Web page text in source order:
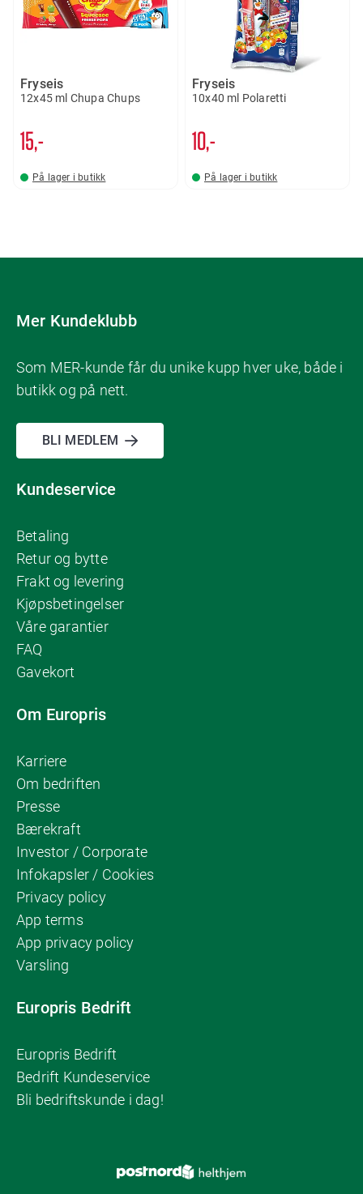
Fryseis
12x45 ml Chupa Chups
15,-
På lager i butikk
Fryseis
10x40 ml Polaretti
10,-
På lager i butikk
Mer Kundeklubb
Som MER-kunde får du unike kupp hver uke, både i
butikk og på nett.
BLI MEDLEM
Kundeservice
Betaling
Retur og bytte
Frakt og levering
Kjøpsbetingelser
Våre garantier
FAQ
Gavekort
Om Europris
Karriere
Om bedriften
Presse
Bærekraft
Investor / Corporate
Infokapsler / Cookies
Privacy policy
App terms
App privacy policy
Varsling
Europris Bedrift
Europris Bedrift
Bedrift Kundeservice
Bli bedriftskunde i dag!